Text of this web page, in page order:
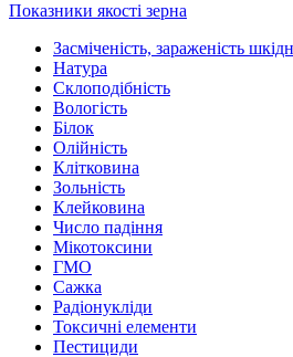
Показники якості зерна
Засміченість, зараженість
Натура
Склоподібність
Вологість
Білок
Олійність
Клітковина
Зольність
Клейковина
Число падіння
Мікотоксини
ГМО
Сажка
Радіонукліди
Токсичні елементи
Пестициди